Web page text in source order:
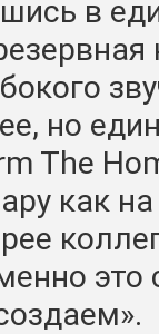
в
но
The
как на
это